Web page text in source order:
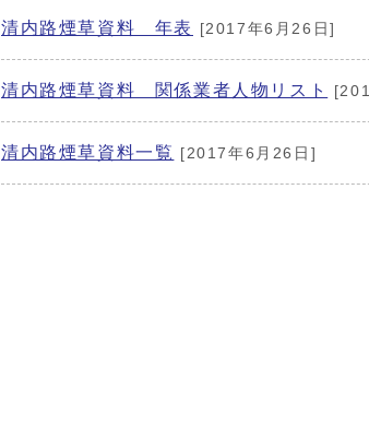
清内路煙草資料 年表 [2017年6月26日]
清内路煙草資料 関係業者人物リスト
清内路煙草資料一覧 [2017年6月26日]